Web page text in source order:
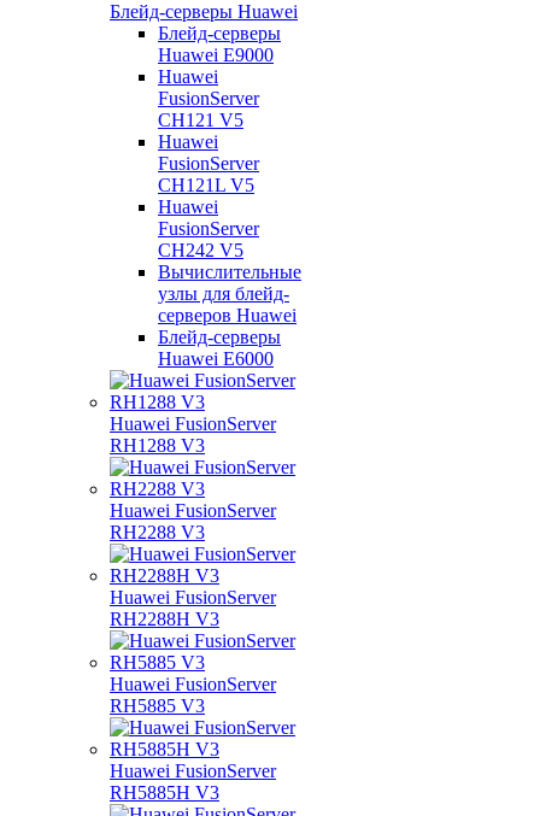
Блейд-серверы Huawei
Блейд-серверы
Huawei E9000
Huawei
FusionServer
CH121 V5
Huawei
FusionServer
CH121L V5
Huawei
FusionServer
CH242 V5
Вычислительные
узлы для блейд-
серверов Huawei
Блейд-серверы
Huawei E6000
Huawei FusionServer
RH1288 V3
Huawei FusionServer
RH2288 V3
Huawei FusionServer
RH2288H V3
Huawei FusionServer
RH5885 V3
Huawei FusionServer
RH5885H V3